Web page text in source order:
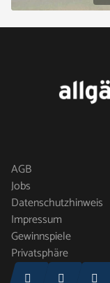
AGB
Jobs
Datenschutzhinweis
Impressum
Gewinnspiele
Privatsphäre